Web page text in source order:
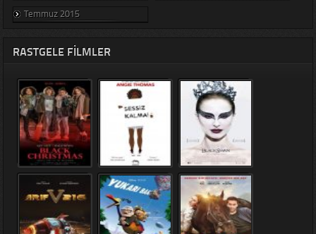
Temmuz 2015
RASTGELE FILMLER